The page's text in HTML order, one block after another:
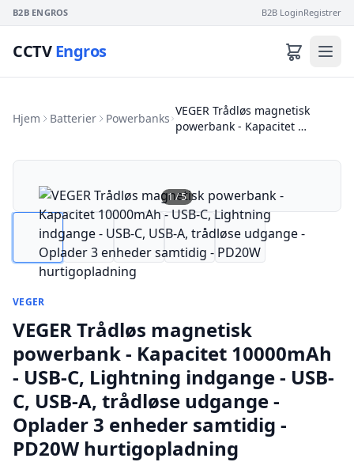
B2B ENGROS B2B LoginRegistrer
CCTVEngros
Hjem Batterier Powerbanks
VEGER Trådløs magnetisk
powerbank - Kapacitet …
1/5
VEGER
VEGER Trådløs magnetisk
powerbank - Kapacitet 10000mAh
- USB-C, Lightning indgange - USB-
C, USB-A, trådløse udgange -
Oplader 3 enheder samtidig -
PD20W hurtigopladning